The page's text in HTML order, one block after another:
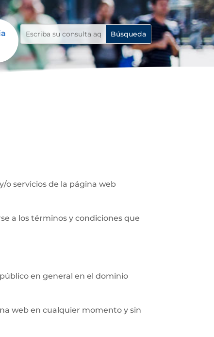
o servicios de la página web
a los términos y condiciones que
en general en el dominio
web en cualquier momento y sin